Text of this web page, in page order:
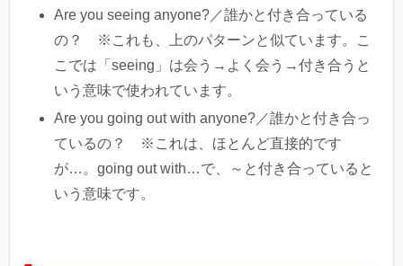
Are you seeing anyone?／誰かと付き合っている
の？ ※これも、上のパターンと似ています。こ
こでは「seeing」は会う→よく会う→付き合うと
いう意味で使われています。
Are you going out with anyone?／誰かと付き合っ
ているの？ ※これは、ほとんど直接的です
が…。going out with…で、～と付き合っていると
いう意味です。